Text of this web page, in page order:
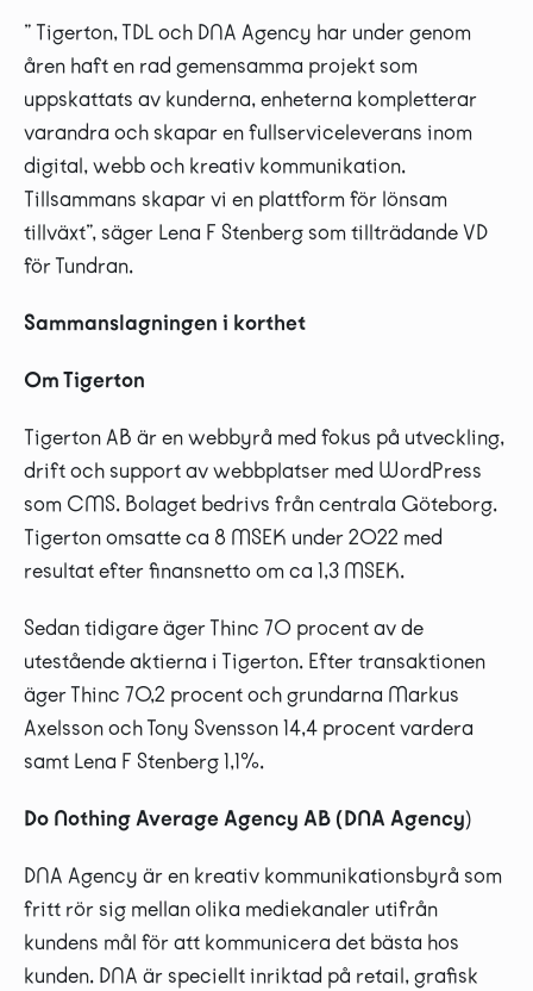
” Tigerton, TDL och DNA Agency har under genom
åren haft en rad gemensamma projekt som
uppskattats av kunderna, enheterna kompletterar
varandra och skapar en fullserviceleverans inom
digital, webb och kreativ kommunikation.
Tillsammans skapar vi en plattform för lönsam
tillväxt”, säger Lena F Stenberg som tillträdande VD
för Tundran.
Sammanslagningen i korthet
Om Tigerton
Tigerton AB är en webbyrå med fokus på utveckling,
drift och support av webbplatser med WordPress
som CMS. Bolaget bedrivs från centrala Göteborg.
Tigerton omsatte ca 8 MSEK under 2022 med
resultat efter finansnetto om ca 1,3 MSEK.
Sedan tidigare äger Thinc 70 procent av de
utestående aktierna i Tigerton. Efter transaktionen
äger Thinc 70,2 procent och grundarna Markus
Axelsson och Tony Svensson 14,4 procent vardera
samt Lena F Stenberg 1,1%.
Do Nothing Average Agency AB (DNA Agency)
DNA Agency är en kreativ kommunikationsbyrå som
fritt rör sig mellan olika mediekanaler utifrån
kundens mål för att kommunicera det bästa hos
kunden. DNA är speciellt inriktad på retail, grafisk